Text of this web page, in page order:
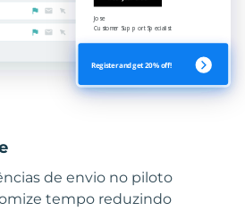
de envio no piloto
tempo reduzindo